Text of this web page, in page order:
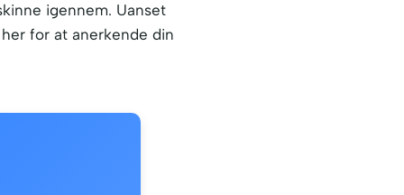
igennem. Uanset
for at anerkende din